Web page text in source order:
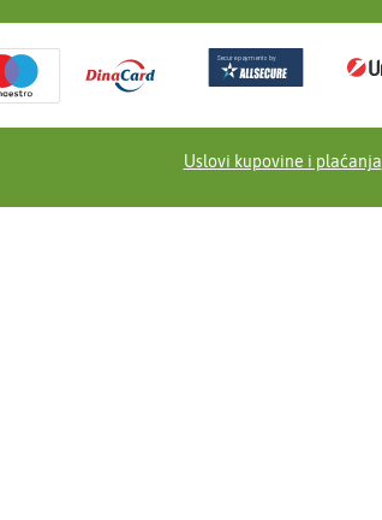
Uslovi kupovine i plaćanja